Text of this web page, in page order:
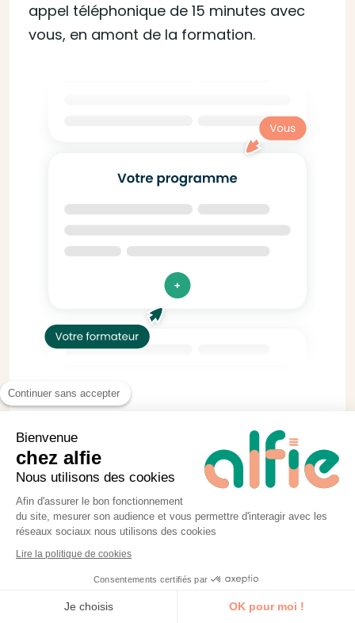
appel téléphonique de 15 minutes avec
vous, en amont de la formation.
Pratique & concret
Tous nos formateurs et formatrices
s’engagent à réaliser au moins 2
proposent des études de cas réels.
Continuer sans accepter
Bienvenue
chez alfie
Nous utilisons des cookies
Afin d'assurer le bon fonctionnement
du site, mesurer son audience et vous permettre d'interagir avec les
réseaux sociaux nous utilisons des cookies
Lire la politique de cookies
Consentements certifiés par
Je choisis OK pour moi !